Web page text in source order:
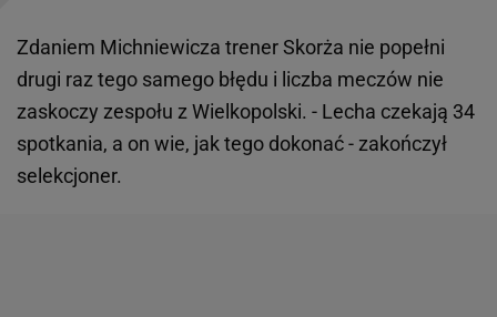
Zdaniem Michniewicza trener Skorża nie popełni
drugi raz tego samego błędu i liczba meczów nie
zaskoczy zespołu z Wielkopolski. - Lecha czekają 34
spotkania, a on wie, jak tego dokonać - zakończył
selekcjoner.